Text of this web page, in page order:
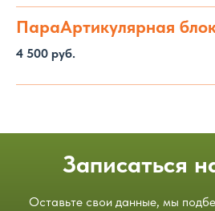
ПараАртикулярная
4 500 руб.
Записаться
Оставьте свои данные, мы